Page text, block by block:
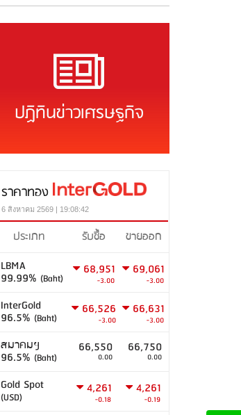
ปฏิทินข่าวเศรษฐกิจ
ราคาทอง
6 สิงหาคม 2569 | 19:08:42
ประเภท รับซื้อ
ขายออก
LBMA
99.99% (Baht)
68,951
-3.00
69,061
-3.00
InterGold
96.5% (Baht)
66,526
-3.00
66,631
-3.00
สมาคมฯ
96.5% (Baht)
66,550
0.00
66,750
0.00
Gold Spot
(USD)
4,261
-0.18
4,261
-0.19